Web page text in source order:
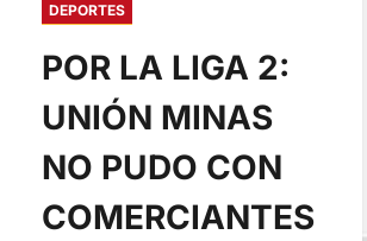
DEPORTES
POR LA LIGA 2:
UNIÓN MINAS
NO PUDO CON
COMERCIANTES